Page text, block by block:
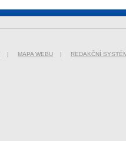
| MAPA WEBU | REDAKČNÍ